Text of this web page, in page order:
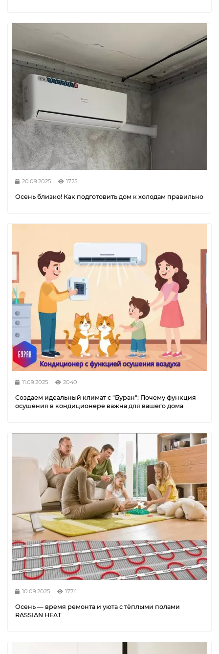
20.09.2025 1725
Осень близко! Как подготовить дом к холодам правильно
11.09.2025 2040
Создаем идеальный климат с "Буран": Почему функция
осушения в кондиционере важна для вашего дома
10.09.2025 1774
Осень — время ремонта и уюта с тёплыми полами
RASSIAN HEAT